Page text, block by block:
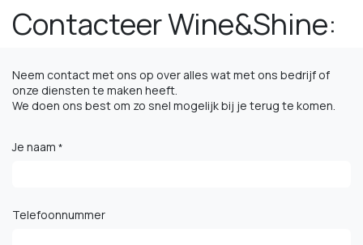
Contacteer Wine&Shine:
Neem contact met ons op over alles wat met ons bedrijf of
onze diensten te maken heeft.
We doen ons best om zo snel mogelijk bij je terug te komen.
Je naam *
Telefoonnummer